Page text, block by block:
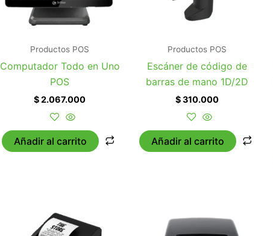
Productos POS
Computador Todo en Uno
POS
$2.067.000
Añadir al carrito
Productos POS
Escáner de código de
barras de mano 1D/2D
$310.000
Añadir al carrito